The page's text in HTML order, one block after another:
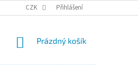
NOVINKY MAPA SERVERU
CZK Přihlášení
NÁKUPNÍ
Prázdný košík